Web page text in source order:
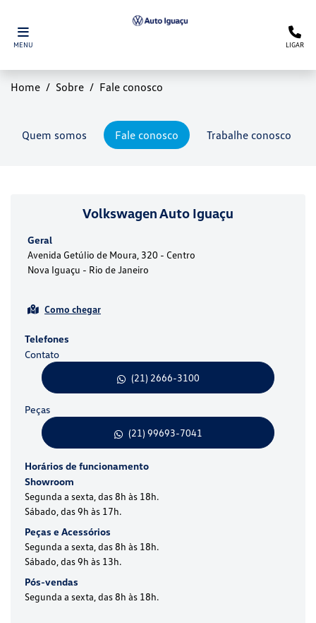
MENU LIGAR
Home Sobre Fale conosco
Quem somos Fale conosco Trabalhe conosco
Volkswagen Auto Iguaçu
Geral
Avenida Getúlio de Moura, 320 - Centro
Nova Iguaçu - Rio de Janeiro
Como chegar
Telefones
Contato
(21) 2666-3100
Peças
(21) 99693-7041
Horários de funcionamento
Showroom
Segunda a sexta, das 8h às 18h.
Sábado, das 9h às 17h.
Peças e Acessórios
Segunda a sexta, das 8h às 18h.
Sábado, das 9h às 13h.
Pós-vendas
Segunda a sexta, das 8h às 18h.